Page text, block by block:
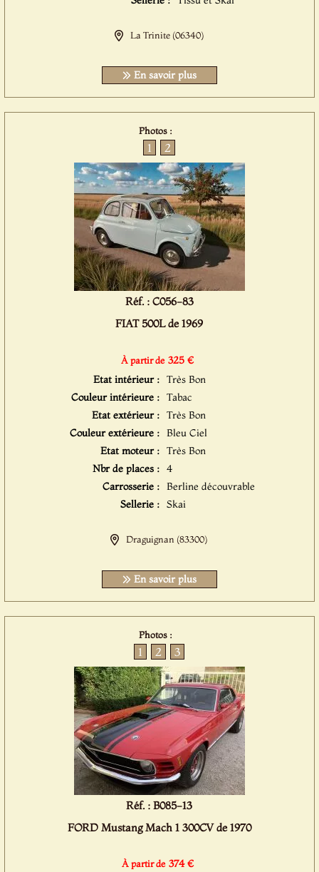
La Trinite (06340)
En savoir plus
Photos :
1 2
Réf. : C056-83
FIAT 500L de 1969
À partir de 325 €
Etat intérieur : Très Bon
Couleur intérieure : Tabac
Etat extérieur : Très Bon
Couleur extérieure : Bleu Ciel
Etat moteur : Très Bon
Nbr de places : 4
Carrosserie : Berline découvrable
Sellerie : Skai
Draguignan (83300)
En savoir plus
Photos :
1 2 3
Réf. : B085-13
FORD Mustang Mach 1 300CV de 1970
À partir de 374 €